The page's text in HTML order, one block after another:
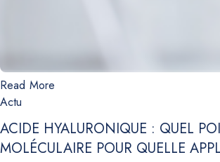
Read More
Actu
ACIDE HYALURONIQUE : QUEL
MOLÉCULAIRE POUR QUELLE